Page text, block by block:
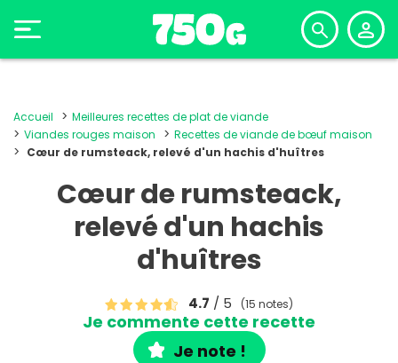
Accueil
Meilleures recettes de plat de viande
Viandes rouges maison
Recettes de viande de bœuf maison
Cœur de rumsteack, relevé d'un hachis d'huîtres
Cœur de rumsteack,
relevé d'un hachis
d'huîtres
4.7 / 5 (15 notes)
Je commente cette recette
Je note !